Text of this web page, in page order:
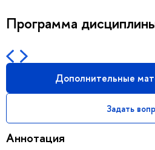
Программа
Дополнительные
Задать
Аннотация